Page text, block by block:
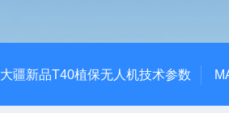
大疆新品T40植保无人机技术参数